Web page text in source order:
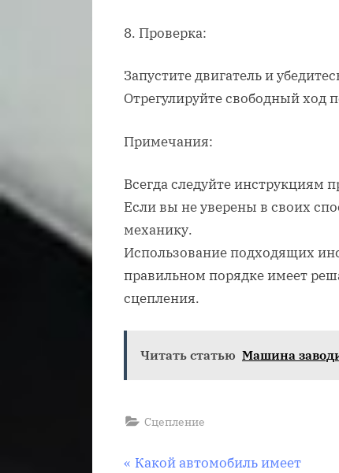
8. Проверка:
Запустите двигатель и
Отрегулируйте свободный ход
Примечания:
Всегда следуйте инструкциям
Если вы не уверены в своих
механику.
Использование подходящих
правильном порядке имеет
сцепления.
Читать статью Машина
Сцепление
П
Какой автомобиль имеет